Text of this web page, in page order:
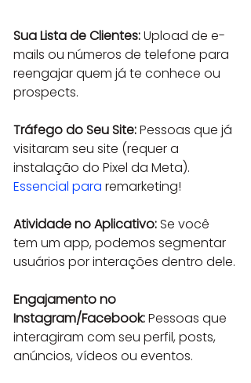
Sua Lista de Clientes: Upload de e-
mails ou números de telefone para
reengajar quem já te conhece ou
prospects.
Tráfego do Seu Site: Pessoas que já
visitaram seu site (requer a
instalação do Pixel da Meta).
Essencial para remarketing!
Atividade no Aplicativo: Se você
tem um app, podemos segmentar
usuários por interações dentro dele.
Engajamento no
Instagram/Facebook: Pessoas que
interagiram com seu perfil, posts,
anúncios, vídeos ou eventos.